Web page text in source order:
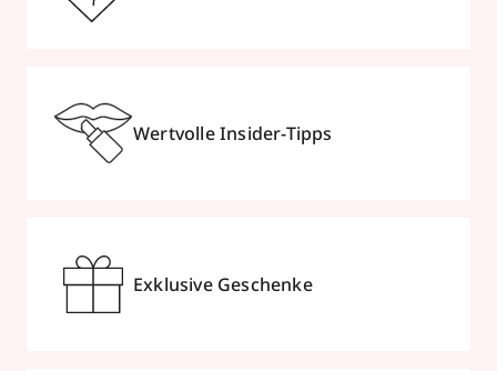
Wertvolle Insider-Tipps
Exklusive Geschenke